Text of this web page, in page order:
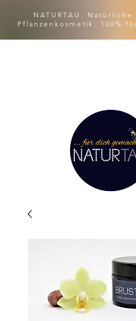
NATURTAU.
Pflanzenkosmetik. 100%